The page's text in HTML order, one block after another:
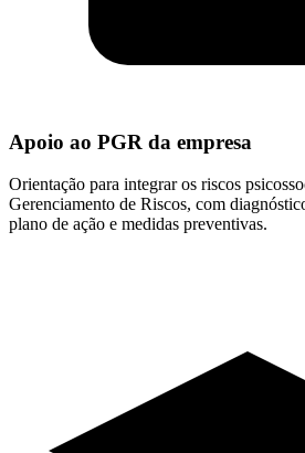
Apoio ao PGR da empresa
Orientação para integrar os riscos
Gerenciamento de Riscos, com
plano de ação e medidas preventivas.